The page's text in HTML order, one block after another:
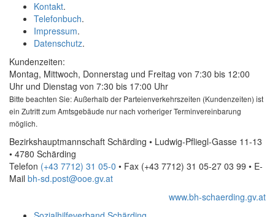
Kontakt.
Telefonbuch.
Impressum.
Datenschutz.
Kundenzeiten:
Montag, Mittwoch, Donnerstag und Freitag von 7:30 bis 12:00
Uhr und Dienstag von 7:30 bis 17:00 Uhr
Bitte beachten Sie: Außerhalb der Parteienverkehrszeiten (Kundenzeiten) ist
ein Zutritt zum Amtsgebäude nur nach vorheriger Terminvereinbarung
möglich.
Bezirkshauptmannschaft Schärding • Ludwig-Pfliegl-Gasse 11-13
• 4780 Schärding
Telefon (+43 7712) 31 05-0 • Fax (+43 7712) 31 05-27 03 99 • E-
Mail bh-sd.post@ooe.gv.at
www.bh-schaerding.gv.at